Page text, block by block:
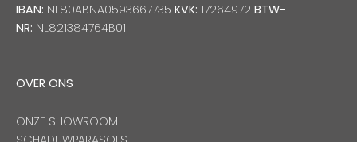
Onderhoud
IBAN: NL80ABNA0593667735 KVK: 17264972 BTW-
NR: NL821384764B01
OVER ONS
ONZE SHOWROOM